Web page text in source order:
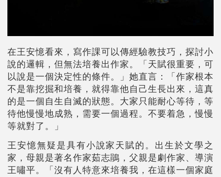
在王安憶看來，寫作課可以傳經驗教技巧，探討小
說的邏輯，但無法培養出作家。「天賦很重要，可
以說是一個決定性的條件。」她直言：「作家根本
不是靠挖掘和培養，就得靠他自己生長出來，這真
的是一個自生自滅的狀態。大家只能耐心等待，等
待他慢慢地成熟，需要一個過程。不要着急，慢慢
等就對了。」
王安憶無疑是具有小說家天賦的。出生於文學之
家，母親是著名作家茹志鵑，父親是劇作家、導演
王嘯平。「沒有人特意來培養我，在這樣一個家庭